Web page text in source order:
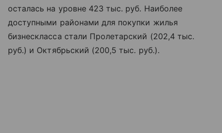
осталась на уровне 423 тыс. руб. Наиболее
доступными районами для покупки жилья
бизнескласса стали Пролетарский (202,4 тыс.
руб.) и Октябрьский (200,5 тыс. руб.).